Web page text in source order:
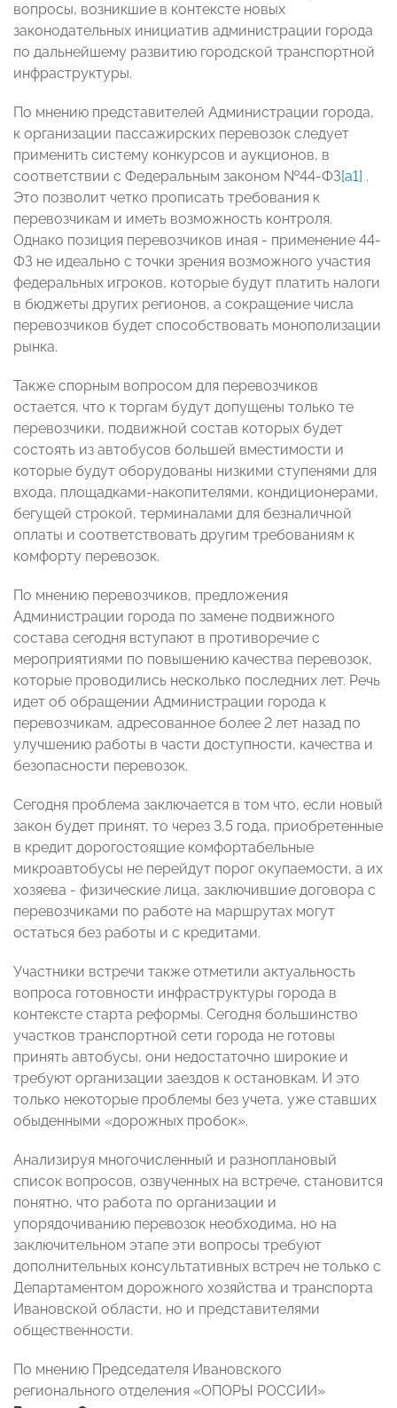
вопросы, возникшие в контексте новых
законодательных инициатив администрации города
по дальнейшему развитию городской транспортной
инфраструктуры.
По мнению представителей Администрации города,
к организации пассажирских перевозок следует
применить систему конкурсов и аукционов, в
соответствии с Федеральным законом №44-ФЗ[a1] .
Это позволит четко прописать требования к
перевозчикам и иметь возможность контроля.
Однако позиция перевозчиков иная - применение 44-
ФЗ не идеально с точки зрения возможного участия
федеральных игроков, которые будут платить налоги
в бюджеты других регионов, а сокращение числа
перевозчиков будет способствовать монополизации
рынка.
Также спорным вопросом для перевозчиков
остается, что к торгам будут допущены только те
перевозчики, подвижной состав которых будет
состоять из автобусов большей вместимости и
которые будут оборудованы низкими ступенями для
входа, площадками-накопителями, кондиционерами,
бегущей строкой, терминалами для безналичной
оплаты и соответствовать другим требованиям к
комфорту перевозок.
По мнению перевозчиков, предложения
Администрации города по замене подвижного
состава сегодня вступают в противоречие с
мероприятиями по повышению качества перевозок,
которые проводились несколько последних лет. Речь
идет об обращении Администрации города к
перевозчикам, адресованное более 2 лет назад по
улучшению работы в части доступности, качества и
безопасности перевозок.
Сегодня проблема заключается в том что, если новый
закон будет принят, то через 3,5 года, приобретенные
в кредит дорогостоящие комфортабельные
микроавтобусы не перейдут порог окупаемости, а их
хозяева - физические лица, заключившие договора с
перевозчиками по работе на маршрутах могут
остаться без работы и с кредитами.
Участники встречи также отметили актуальность
вопроса готовности инфраструктуры города в
контексте старта реформы. Сегодня большинство
участков транспортной сети города не готовы
принять автобусы, они недостаточно широкие и
требуют организации заездов к остановкам. И это
только некоторые проблемы без учета, уже ставших
обыденными «дорожных пробок».
Анализируя многочисленный и разноплановый
список вопросов, озвученных на встрече, становится
понятно, что работа по организации и
упорядочиванию перевозок необходима, но на
заключительном этапе эти вопросы требуют
дополнительных консультативных встреч не только с
Департаментом дорожного хозяйства и транспорта
Ивановской области, но и представителями
общественности.
По мнению Председателя Ивановского
регионального отделения «ОПОРЫ РОССИИ»